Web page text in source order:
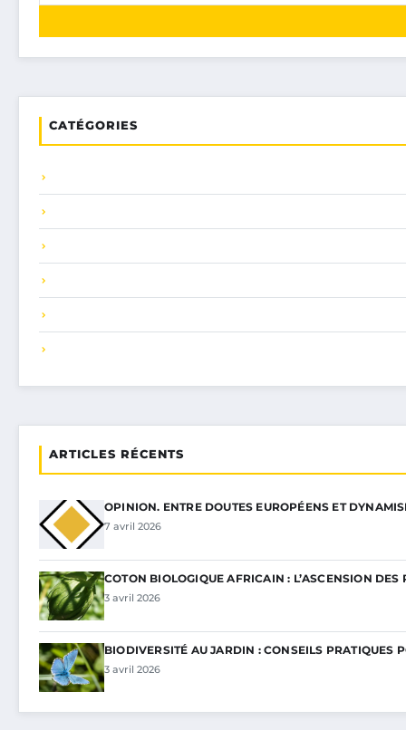
CATÉGORIES
ARTICLES RÉCENTS
OPINION. ENTRE DOUTES EUROPÉENS ET
7 avril 2026
COTON BIOLOGIQUE AFRICAIN : L’ASCENSION DES
3 avril 2026
BIODIVERSITÉ AU JARDIN : CONSEILS PRATIQUES
3 avril 2026